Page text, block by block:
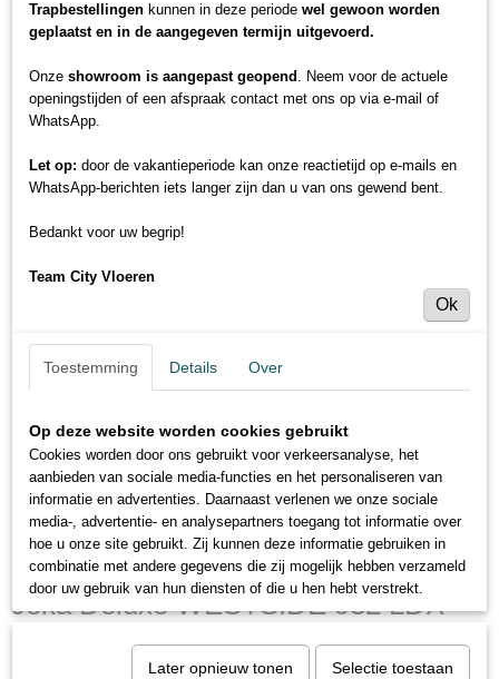
Joka Deluxe WESTSIDE 932 LDX
9520 Oak montana
Trapbestellingen kunnen in deze periode wel gewoon worden
geplaatst en in de aangegeven termijn uitgevoerd.
Onze showroom is aangepast geopend . Neem voor de actuele
openingstijden of een afspraak contact met ons op via e-mail of
WhatsApp.
Let op: door de vakantieperiode kan onze reactietijd op e-mails en
WhatsApp-berichten iets langer zijn dan u van ons gewend bent.
Bedankt voor uw begrip!
Team City Vloeren
Ok
Toestemming Details Over
Op deze website worden cookies gebruikt
Cookies worden door ons gebruikt voor verkeersanalyse, het
aanbieden van sociale media-functies en het personaliseren van
informatie en advertenties. Daarnaast verlenen we onze sociale
media-, advertentie- en analysepartners toegang tot informatie over
hoe u onze site gebruikt. Zij kunnen deze informatie gebruiken in
combinatie met andere gegevens die zij mogelijk hebben verzameld
door uw gebruik van hun diensten of die u hen hebt verstrekt.
Later opnieuw tonen Selectie toestaan